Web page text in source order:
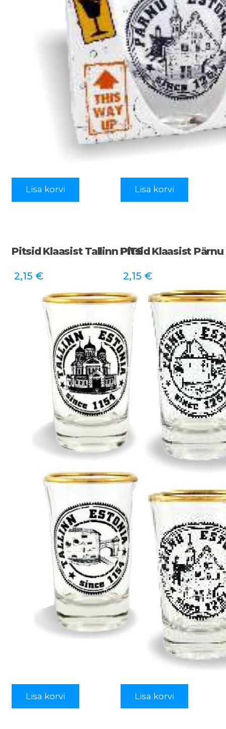
Lisa korvi Lisa korvi
Pitsid Klaasist Tallinn PITS
2,15 €
Lisa korvi
Pitsid Klaasist Pärnu
2,15 €
Lisa korvi